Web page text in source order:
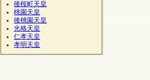
後桜町天皇
桃園天皇
後桃園天皇
光格天皇
仁孝天皇
孝明天皇